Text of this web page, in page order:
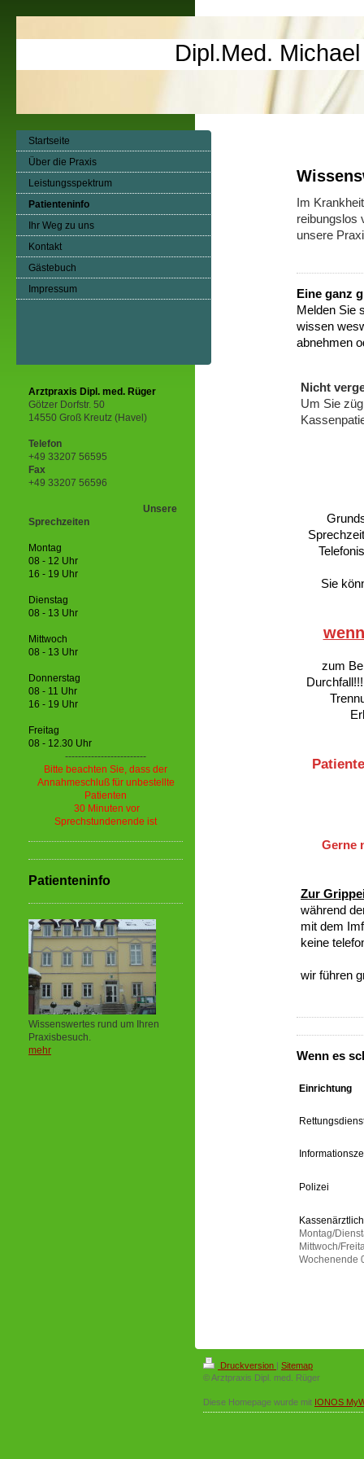
Dipl.Med.
Im
reibungslos
unsere
Eine ganz
Melden Sie
wissen
abnehmen
Nicht
Um Sie
Sie
zum
Gerne
Zur
während
mit dem
keine
wir führen
Wenn es
Einrichtung
Polizei
Montag/
Mittwoch/
Wochenende
Startseite
Über die Praxis
Leistungsspektrum
Patienteninfo
Ihr Weg zu uns
Kontakt
Gästebuch
Impressum
Arztpraxis Dipl. med. Rüger
Götzer Dorfstr. 50
14550 Groß Kreutz (Havel)
Telefon
+49 33207 56595
Fax
+49 33207 56596
Unsere
Sprechzeiten
Montag
08 - 12 Uhr
16 - 19 Uhr
Dienstag
08 - 13 Uhr
Mittwoch
08 - 13 Uhr
Donnerstag
08 - 11 Uhr
16 - 19 Uhr
Freitag
08 - 12.30 Uhr
-------------------------
Bitte beachten Sie, dass der
Annahmeschluß für unbestellte
Patienten
30 Minuten vor
Sprechstundenende ist
Patienteninfo
Wissenswertes rund um Ihren
Praxisbesuch.
mehr
Druckversion | Sitemap
© Arztpraxis Dipl. med. Rüger
Diese Homepage wurde mit IONOS